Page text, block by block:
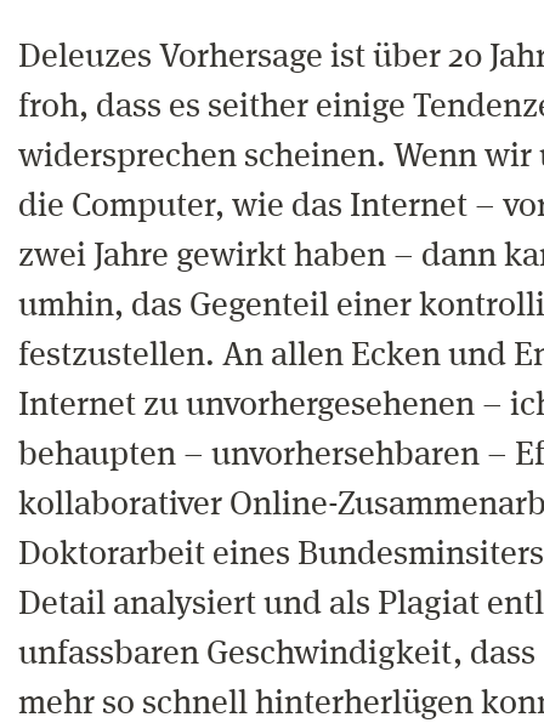
Deleuzes Vorhersage ist über 20
froh, dass es seither einige
widersprechen scheinen. Wenn wir
die Computer, wie das Internet –
zwei Jahre gewirkt haben – dann
umhin, das Gegenteil einer
festzustellen. An allen Ecken und
Internet zu unvorhergesehenen –
behaupten – unvorhersehbaren –
kollaborativer Online-
Doktorarbeit eines
Detail analysiert und als Plagiat
unfassbaren Geschwindigkeit,
mehr so schnell hinterherlügen